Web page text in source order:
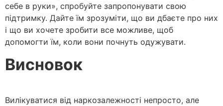
себе в руки», спробуйте запропонувати свою
підтримку. Дайте їм зрозуміти, що ви дбаєте про них
і що ви хочете зробити все можливе, щоб
допомогти їм, коли вони почнуть одужувати.
Висновок
Вилікуватися від наркозалежності непросто, але